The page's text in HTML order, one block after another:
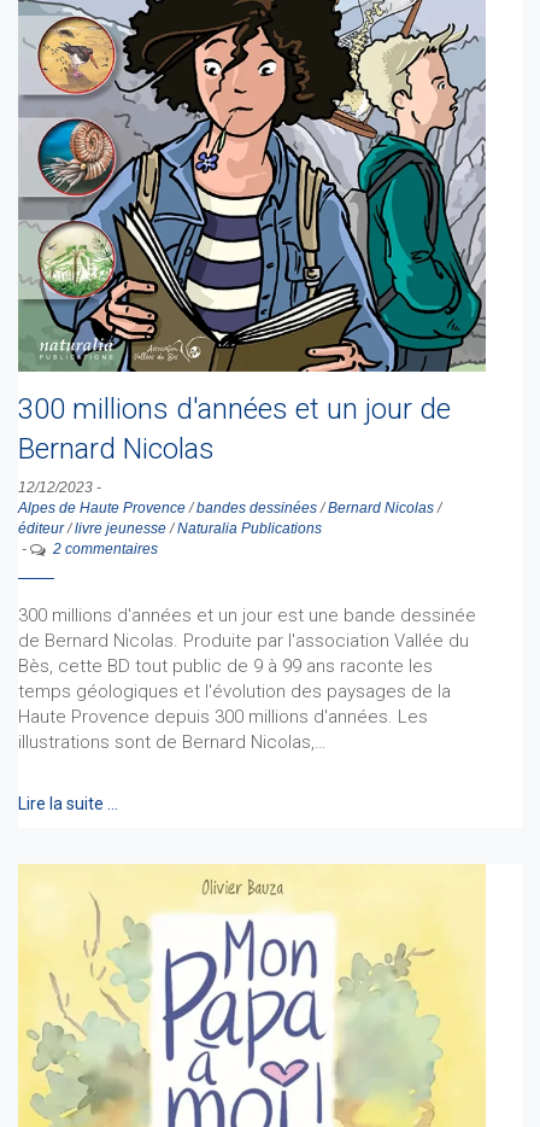
300 millions d'années et un jour de
Bernard Nicolas
12/12/2023 -
Alpes de Haute Provence/bandes dessinées/Bernard Nicolas/
éditeur/livre jeunesse/Naturalia Publications
-
2 commentaires
300 millions d'années et un jour est une bande dessinée
de Bernard Nicolas. Produite par l'association Vallée du
Bès, cette BD tout public de 9 à 99 ans raconte les
temps géologiques et l'évolution des paysages de la
Haute Provence depuis 300 millions d'années. Les
illustrations sont de Bernard Nicolas,…
Lire la suite …